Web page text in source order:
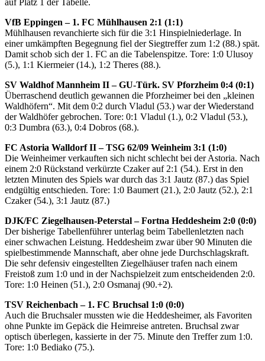
auf Platz 1 der Tabelle.
VfB Eppingen – 1. FC Mühlhausen 2:1 (1:1)
Mühlhausen revanchierte sich für die 3:1 Hinspielniederlage. In
einer umkämpften Begegnung fiel der Siegtreffer zum 1:2 (88.) spät.
Damit schob sich der 1. FC an die Tabelenspitze. Tore: 1:0 Ulusoy
(5.), 1:1 Kiermeier (14.), 1:2 Theres (88.).
SV Waldhof Mannheim II – GU-Türk. SV Pforzheim 0:4 (0:1)
Überraschend deutlich gewannen die Pforzheimer bei den „kleinen
Waldhöfern“. Mit dem 0:2 durch Vladul (53.) war der Wiederstand
der Waldhöfer gebrochen. Tore: 0:1 Vladul (1.), 0:2 Vladul (53.),
0:3 Dumbra (63.), 0:4 Dobros (68.).
FC Astoria Walldorf II – TSG 62/09 Weinheim 3:1 (1:0)
Die Weinheimer verkauften sich nicht schlecht bei der Astoria. Nach
einem 2:0 Rückstand verkürzte Czaker auf 2:1 (54.). Erst in den
letzten Minuten des Spiels war durch das 3:1 Jautz (87.) das Spiel
endgültig entschieden. Tore: 1:0 Baumert (21.), 2:0 Jautz (52.), 2:1
Czaker (54.), 3:1 Jautz (87.)
DJK/FC Ziegelhausen-Peterstal – Fortna Heddesheim 2:0 (0:0)
Der bisherige Tabellenführer unterlag beim Tabellenletzten nach
einer schwachen Leistung. Heddesheim zwar über 90 Minuten die
spielbestimmende Mannschaft, aber ohne jede Durchschlagskraft.
Die sehr defensiv eingestellten Ziegelhäuser trafen nach einem
Freistoß zum 1:0 und in der Nachspielzeit zum entscheidenden 2:0.
Tore: 1:0 Heinen (51.), 2:0 Osmanaj (90.+2).
TSV Reichenbach – 1. FC Bruchsal 1:0 (0:0)
Auch die Bruchsaler mussten wie die Heddesheimer, als Favoriten
ohne Punkte im Gepäck die Heimreise antreten. Bruchsal zwar
optisch überlegen, kassierte in der 75. Minute den Treffer zum 1:0.
Tore: 1:0 Bediako (75.).